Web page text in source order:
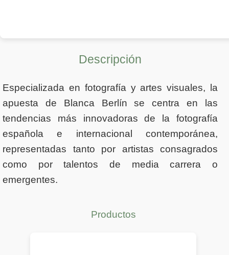
Descripción
Especializada en fotografía y artes visuales, la
apuesta de Blanca Berlín se centra en las
tendencias más innovadoras de la fotografía
española e internacional contemporánea,
representadas tanto por artistas consagrados
como por talentos de media carrera o
emergentes.
Productos